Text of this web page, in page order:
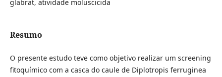
glabrat, atividade moluscicida
Resumo
O presente estudo teve como objetivo realizar um screening
fitoquímico com a casca do caule de Diplotropis ferruginea